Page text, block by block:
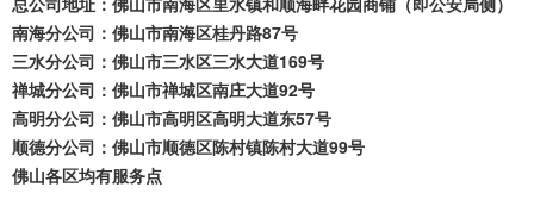
南海分公司：佛山市南海区桂丹路87号
三水分公司：佛山市三水区三水大道169号
禅城分公司：佛山市禅城区南庄大道92号
高明分公司：佛山市高明区高明大道东57号
顺德分公司：佛山市顺德区陈村镇陈村大道99号
佛山各区均有服务点